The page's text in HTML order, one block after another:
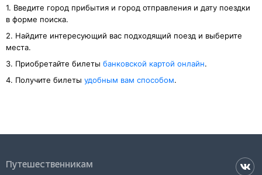
1. Введите город прибытия и город отправления и дату поездки
в форме поиска.
2. Найдите интересующий вас подходящий поезд и выберите
места.
3. Приобретайте билеты банковской картой онлайн.
4. Получите билеты удобным вам способом.
Путешественникам